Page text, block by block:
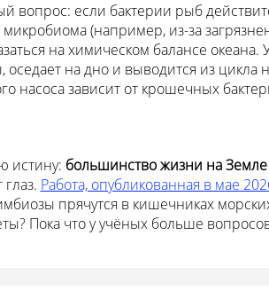
вопрос: если бактерии рыб
(например, из-за
на химическом балансе
оседает на дно и выводится из цикла
насоса зависит от крошечных
истину: большинство жизни на
Работа, опубликованная в мае
прячутся в кишечниках
Пока что у учёных больше